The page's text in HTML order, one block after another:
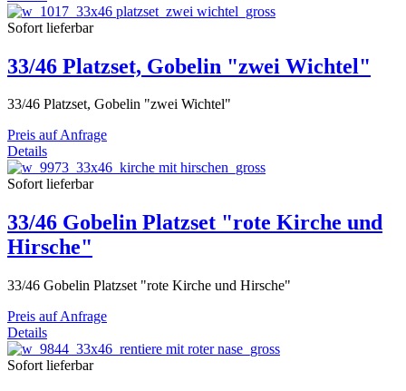
Sofort lieferbar
33/46 Platzset, Gobelin "zwei Wichtel"
33/46 Platzset, Gobelin "zwei Wichtel"
Preis auf Anfrage
Details
Sofort lieferbar
33/46 Gobelin Platzset "rote Kirche und
Hirsche"
33/46 Gobelin Platzset "rote Kirche und Hirsche"
Preis auf Anfrage
Details
Sofort lieferbar